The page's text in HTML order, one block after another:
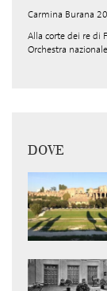
Carmina Burana
Alla corte dei re di
Orchestra
DOVE